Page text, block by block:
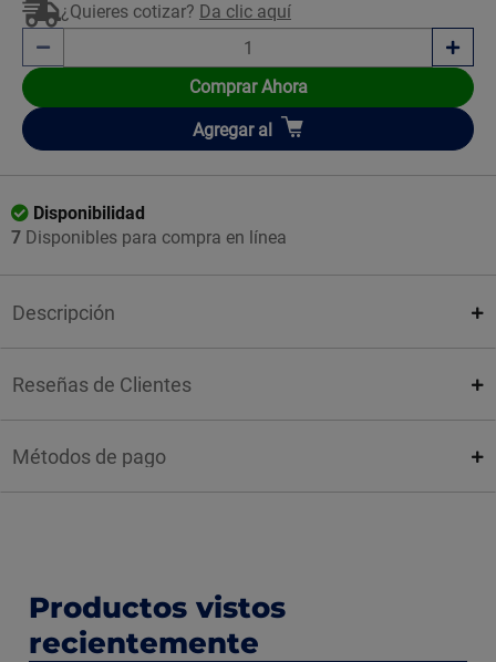
¿Quieres cotizar? Da clic aquí
Comprar Ahora
Añadir
Agregar al
Disponibilidad
7 Disponibles para compra en línea
Descripción
Reseñas de Clientes
Métodos de pago
Productos vistos
recientemente